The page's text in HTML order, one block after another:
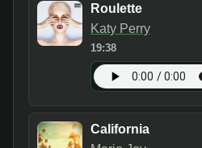
Roulette
Katy Perry
19:38
California